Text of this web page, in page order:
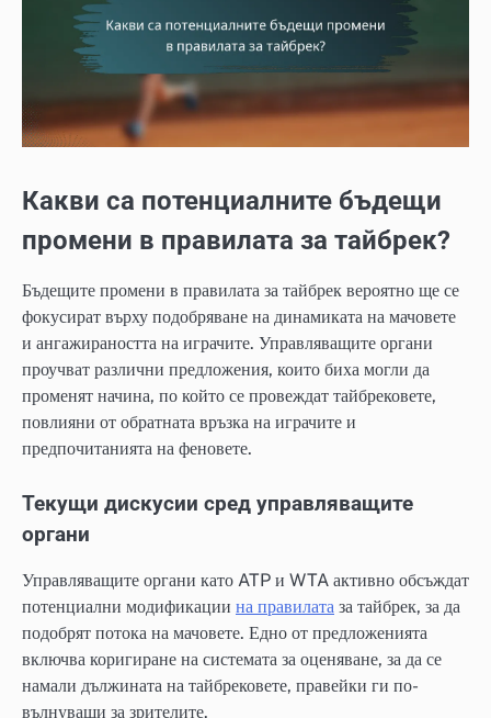
Какви са потенциалните бъдещи
промени в правилата за тайбрек?
Бъдещите промени в правилата за тайбрек вероятно ще се
фокусират върху подобряване на динамиката на мачовете
и ангажираността на играчите. Управляващите органи
проучват различни предложения, които биха могли да
променят начина, по който се провеждат тайбрековете,
повлияни от обратната връзка на играчите и
предпочитанията на феновете.
Текущи дискусии сред управляващите
органи
Управляващите органи като ATP и WTA активно обсъждат
потенциални модификации на правилата за тайбрек, за да
подобрят потока на мачовете. Едно от предложенията
включва коригиране на системата за оценяване, за да се
намали дължината на тайбрековете, правейки ги по-
вълнуващи за зрителите.